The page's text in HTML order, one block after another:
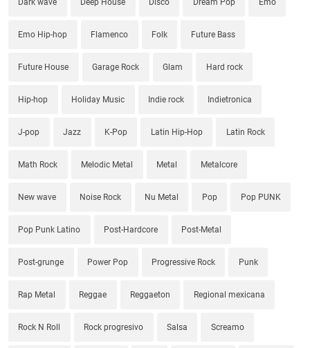
Emo Hip-hop Flamenco Folk Future Bass
Future House Garage Rock Glam Hard rock
Hip-hop Holiday Music Indie rock Indietronica
J-pop Jazz K-Pop Latin Hip-Hop Latin Rock
Math Rock Melodic Metal Metal Metalcore
New wave Noise Rock Nu Metal Pop Pop PUNK
Pop Punk Latino Post-Hardcore Post-Metal
Post-grunge Power Pop Progressive Rock Punk
Rap Metal Reggae Reggaeton Regional mexicana
Rock N Roll Rock progresivo Salsa Screamo